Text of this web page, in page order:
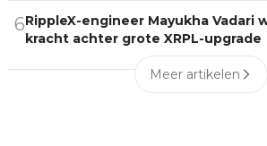
6RippleX-engineer Mayukha Vadari
kracht achter grote XRPL-upgrade
Meer artikelen